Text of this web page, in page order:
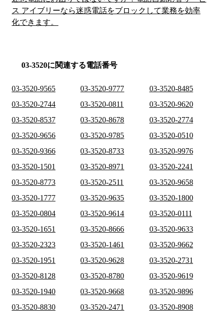
ス アイブリーなら迷惑電話をブロックして業務を効率
化できます。
03-3520に関連する電話番号
03-3520-9565 03-3520-9777
03-3520-8485
03-3520-2744
03-3520-0811
03-3520-9620
03-3520-8537
03-3520-8678
03-3520-2774
03-3520-9656
03-3520-9785
03-3520-0510
03-3520-9366
03-3520-8733
03-3520-9976
03-3520-1501
03-3520-8971
03-3520-2241
03-3520-8773
03-3520-2511
03-3520-9658
03-3520-1777
03-3520-9635
03-3520-1800
03-3520-0804
03-3520-9614
03-3520-0111
03-3520-1651
03-3520-8666
03-3520-9633
03-3520-2323
03-3520-1461
03-3520-9662
03-3520-1951
03-3520-9628
03-3520-2731
03-3520-8128
03-3520-8780
03-3520-9619
03-3520-1940
03-3520-9668
03-3520-9896
03-3520-8830
03-3520-2471
03-3520-8908